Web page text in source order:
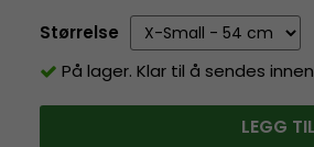
Størrelse
På lager. Klar til å sendes
LEGG